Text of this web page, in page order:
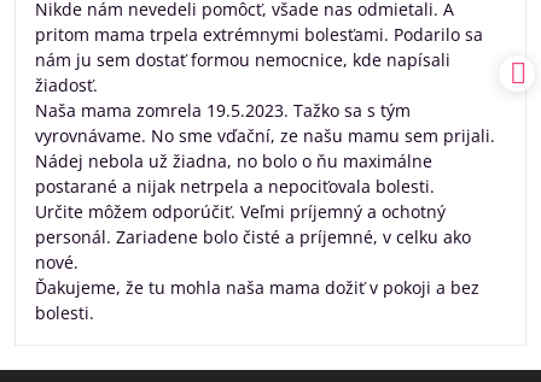
Nikde nám nevedeli pomôcť, všade nas odmietali. A
pritom mama trpela extrémnymi bolesťami. Podarilo sa
nám ju sem dostať formou nemocnice, kde napísali
žiadosť.
Naša mama zomrela 19.5.2023. Tažko sa s tým
vyrovnávame. No sme vďační, ze našu mamu sem prijali.
Nádej nebola už žiadna, no bolo o ňu maximálne
postarané a nijak netrpela a nepociťovala bolesti.
Určite môžem odporúčiť. Veľmi príjemný a ochotný
personál. Zariadene bolo čisté a príjemné, v celku ako
nové.
Ďakujeme, že tu mohla naša mama dožiť v pokoji a bez
bolesti.